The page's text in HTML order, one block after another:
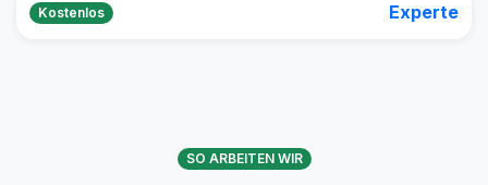
Kostenlos Experte
SO ARBEITEN WIR